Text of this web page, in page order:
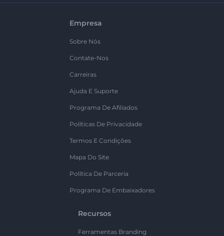
Empresa
Sobre Nós
Contate-Nos
Carreiras
Ajuda E Suporte
Programa De Afiliados
Políticas De Privacidade
Termos E Condições
Mapa Do Site
Política De Parceria
Programa De Embaixadores
Recursos
Ferramentas Branding